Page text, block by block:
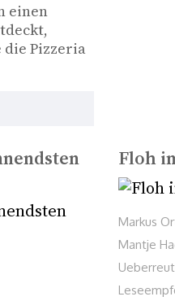
einen
die Pizzeria
Floh
Markus
Mantje